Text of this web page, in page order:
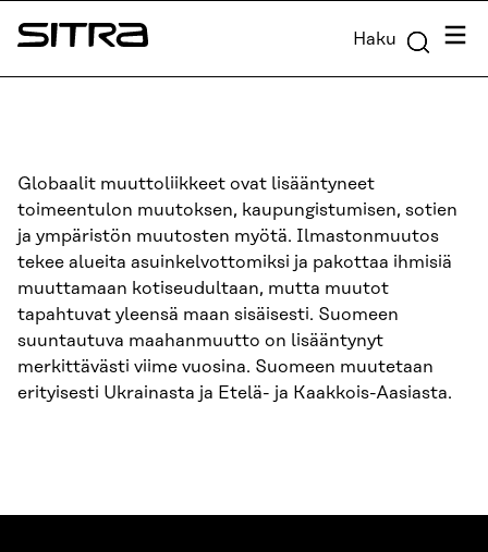
Siirry
suoraan
Sitra Haku
Globaalit muuttoliikkeet ovat lisääntyneet
toimeentulon muutoksen, kaupungistumisen, sotien
ja ympäristön muutosten myötä. Ilmastonmuutos
tekee alueita asuinkelvottomiksi ja pakottaa ihmisiä
muuttamaan kotiseudultaan, mutta muutot
tapahtuvat yleensä maan sisäisesti. Suomeen
suuntautuva maahanmuutto on lisääntynyt
merkittävästi viime vuosina. Suomeen muutetaan
erityisesti Ukrainasta ja Etelä- ja Kaakkois-Aasiasta.